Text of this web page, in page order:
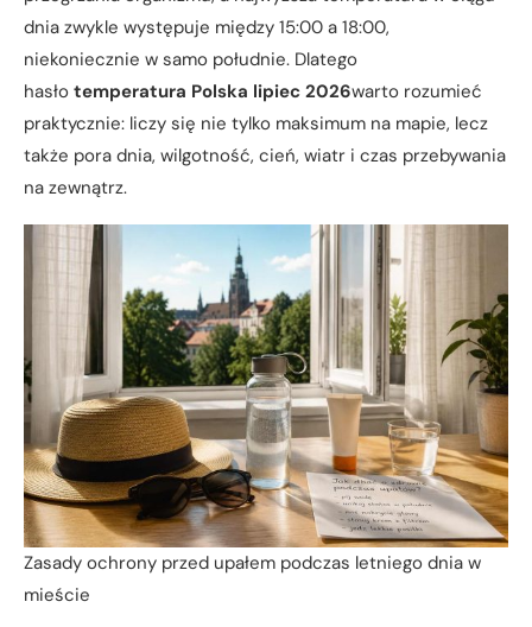
dnia zwykle występuje między 15:00 a 18:00,
niekoniecznie w samo południe. Dlatego
hasło temperatura Polska lipiec 2026warto rozumieć
praktycznie: liczy się nie tylko maksimum na mapie, lecz
także pora dnia, wilgotność, cień, wiatr i czas przebywania
na zewnątrz.
Zasady ochrony przed upałem podczas letniego dnia w
mieście